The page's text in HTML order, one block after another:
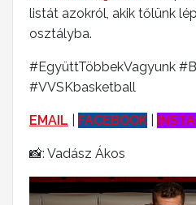
listát azokról, akik tőlünk
osztályba.
#EgyüttTöbbekVagyunk
#VVSKbasketball
EMAIL FACEBOOK
📸: Vadász Ákos